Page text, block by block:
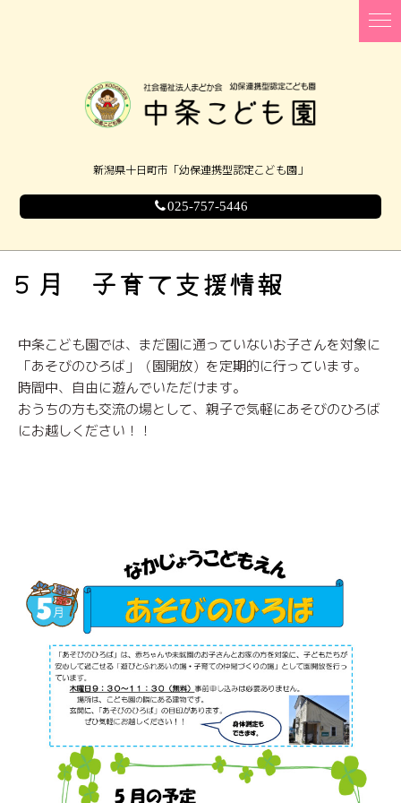
新潟県十日町市「幼保連携型認定こども園」
025-757-5446
５月 子育て支援情報
中条こども園では、まだ園に通っていないお子さんを対象に
「あそびのひろば」（園開放）を定期的に行っています。
時間中、自由に遊んでいただけます。
おうちの方も交流の場として、親子で気軽にあそびのひろば
にお越しください！！